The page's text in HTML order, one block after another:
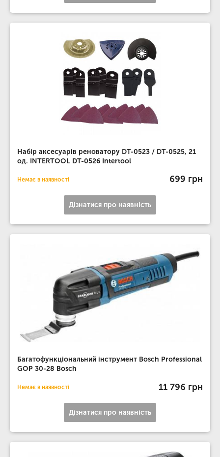
Набір аксесуарів реноватору DT-0523 / DT-0525, 21
од. INTERTOOL DT-0526 Intertool
Немає в наявності 699 грн
Дізнатися про наявність
Багатофункціональний інструмент Bosch Professional
GOP 30-28 Bosch
Немає в наявності 11 796 грн
Дізнатися про наявність